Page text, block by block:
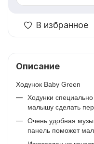
В избранное
Описание
Ходунок Baby Green
Ходунки
малышу сделать
Очень удобная
панель поможет